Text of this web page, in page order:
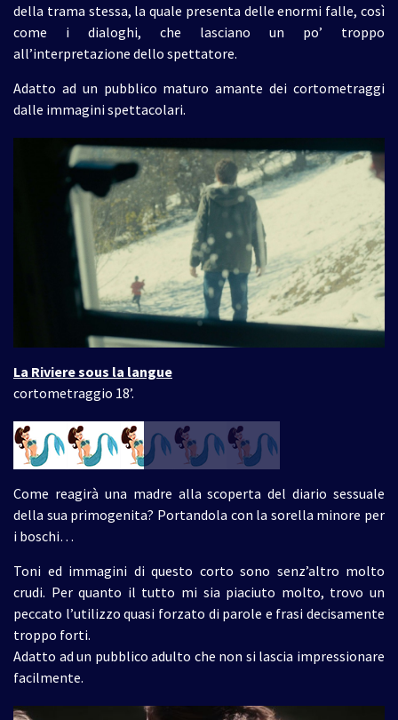
della trama stessa, la quale presenta delle enormi falle, così
come i dialoghi, che lasciano un po’ troppo
all’interpretazione dello spettatore.
Adatto ad un pubblico maturo amante dei cortometraggi
dalle immagini spettacolari.
La Riviere sous la langue
cortometraggio 18’.
Come reagirà una madre alla scoperta del diario sessuale
della sua primogenita? Portandola con la sorella minore per
i boschi…
Toni ed immagini di questo corto sono senz’altro molto
crudi. Per quanto il tutto mi sia piaciuto molto, trovo un
peccato l’utilizzo quasi forzato di parole e frasi decisamente
troppo forti.
Adatto ad un pubblico adulto che non si lascia impressionare
facilmente.